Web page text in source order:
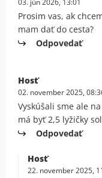
03. jún 2026, 13:01
Prosim vas, ak
mam dať do cesta?
Odpovedať
Hosť
02. november 2025,
Vyskúšali sme ale
má byť 2,5 lyžičky
Odpovedať
Hosť
22. november 2025,